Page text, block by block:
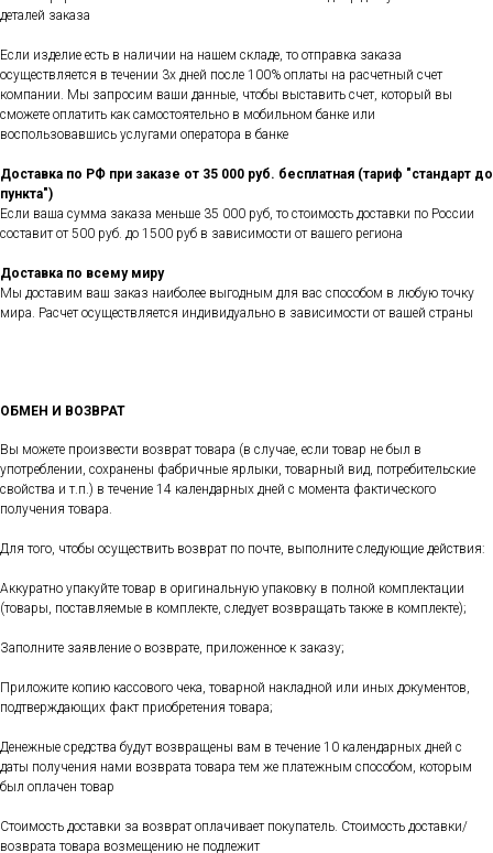
деталей заказа
Если изделие есть в наличии на нашем складе, то отправка заказа
осуществляется в течении 3х дней после 100% оплаты на расчетный счет
компании. Мы запросим ваши данные, чтобы выставить счет, который вы
сможете оплатить как самостоятельно в мобильном банке или
воспользовавшись услугами оператора в банке
Доставка по РФ при заказе от 35 000 руб. бесплатная (тариф "стандарт до
пункта")
Если ваша сумма заказа меньше 35 000 руб, то стоимость доставки по России
составит от 500 руб. до 1500 руб в зависимости от вашего региона
Доставка по всему миру
Мы доставим ваш заказ наиболее выгодным для вас способом в любую точку
мира. Расчет осуществляется индивидуально в зависимости от вашей страны
ОБМЕН И ВОЗВРАТ
Вы можете произвести возврат товара (в случае, если товар не был в
употреблении, сохранены фабричные ярлыки, товарный вид, потребительские
свойства и т.п.) в течение 14 календарных дней с момента фактического
получения товара.
Для того, чтобы осуществить возврат по почте, выполните следующие действия:
Аккуратно упакуйте товар в оригинальную упаковку в полной комплектации
(товары, поставляемые в комплекте, следует возвращать также в комплекте);
Заполните заявление о возврате, приложенное к заказу;
Приложите копию кассового чека, товарной накладной или иных документов,
подтверждающих факт приобретения товара;
Денежные средства будут возвращены вам в течение 10 календарных дней с
даты получения нами возврата товара тем же платежным способом, которым
был оплачен товар
Стоимость доставки за возврат оплачивает покупатель. Стоимость доставки/
возврата товара возмещению не подлежит